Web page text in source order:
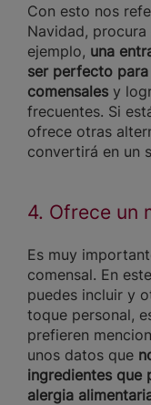
Con esto nos
Navidad,
ejemplo, una
ser perfecto
comensales y
frecuentes. Si
ofrece otras
convertirá en un
4. Ofrece un
Es muy
comensal. En
puedes incluir y
toque personal,
prefieren
unos datos que
ingredientes que
alergia